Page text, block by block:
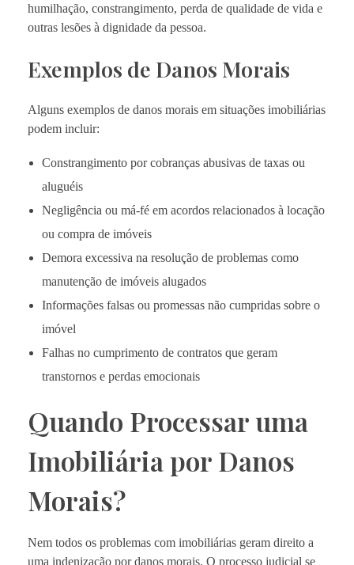
humilhação, constrangimento, perda de qualidade de vida e
outras lesões à dignidade da pessoa.
Exemplos de Danos Morais
Alguns exemplos de danos morais em situações imobiliárias
podem incluir:
Constrangimento por cobranças abusivas de taxas ou
aluguéis
Negligência ou má-fé em acordos relacionados à locação
ou compra de imóveis
Demora excessiva na resolução de problemas como
manutenção de imóveis alugados
Informações falsas ou promessas não cumpridas sobre o
imóvel
Falhas no cumprimento de contratos que geram
transtornos e perdas emocionais
Quando Processar uma
Imobiliária por Danos
Morais?
Nem todos os problemas com imobiliárias geram direito a
uma indenização por danos morais. O processo judicial se